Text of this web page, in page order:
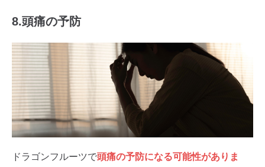
8.頭痛の予防
ドラゴンフルーツで頭痛の予防になる可能性がありま